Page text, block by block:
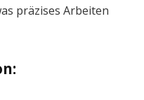
präzises Arbeiten